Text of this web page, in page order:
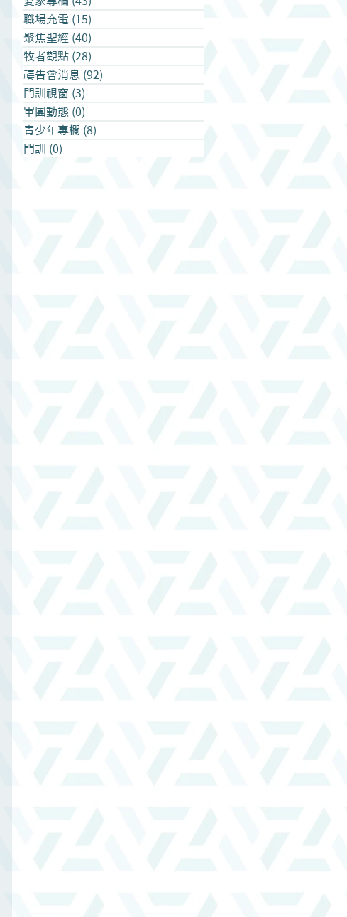
職場充電 (15)
聚焦聖經 (40)
牧者觀點 (28)
禱告會消息 (92)
門訓視窗 (3)
軍團動態 (0)
青少年專欄 (8)
門訓
(0)